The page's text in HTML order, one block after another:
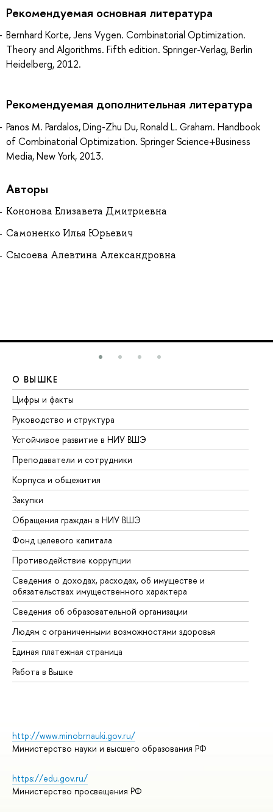
Рекомендуемая основная литература
Bernhard Korte, Jens Vygen. Combinatorial Optimization.
Theory and Algorithms. Fifth edition. Springer-Verlag, Berlin
Heidelberg, 2012.
Рекомендуемая дополнительная литература
Panos M. Pardalos, Ding-Zhu Du, Ronald L. Graham. Handbook
of Combinatorial Optimization. Springer Science+Business
Media, New York, 2013.
Авторы
Кононова Елизавета Дмитриевна
Самоненко Илья Юрьевич
Сысоева Алевтина Александровна
О ВЫШКЕ
Цифры и факты
Руководство и структура
Устойчивое развитие в НИУ ВШЭ
Преподаватели и сотрудники
Корпуса и общежития
Закупки
Обращения граждан в НИУ ВШЭ
Фонд целевого капитала
Противодействие коррупции
Сведения о доходах, расходах, об имуществе и
обязательствах имущественного характера
Сведения об образовательной организации
Людям с ограниченными возможностями здоровья
Единая платежная страница
Работа в Вышке
http://www.minobrnauki.gov.ru/
Министерство науки и высшего образования РФ
https://edu.gov.ru/
Министерство просвещения РФ